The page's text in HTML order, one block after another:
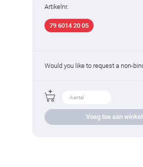
Artikelnr.
79 6014 20 05
Would you like to request a non-
Voeg toe aan